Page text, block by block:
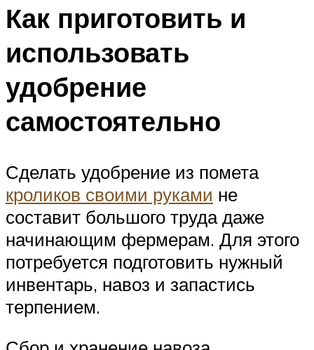
Как приготовить и
использовать
удобрение
самостоятельно
Сделать удобрение из помета
кроликов своими руками не
составит большого труда даже
начинающим фермерам. Для этого
потребуется подготовить нужный
инвентарь, навоз и запастись
терпением.